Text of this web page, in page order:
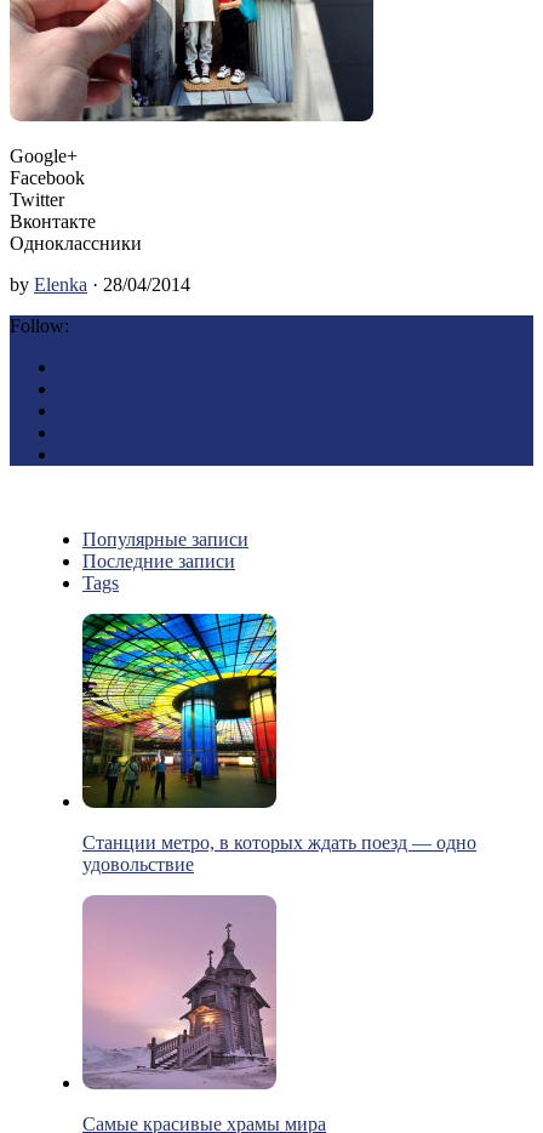
Google+
Facebook
Twitter
Вконтакте
Одноклассники
by Elenka · 28/04/2014
Follow:
Популярные записи
Последние записи
Tags
Станции метро, в которых ждать поезд — одно
удовольствие
Самые красивые храмы мира